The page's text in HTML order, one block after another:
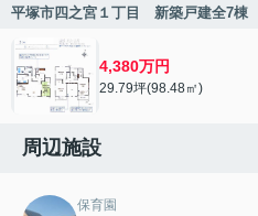
平塚市四之宮１丁目 新築戸建全7棟
4,380万円
29.79坪(98.48㎡)
周辺施設
保育園